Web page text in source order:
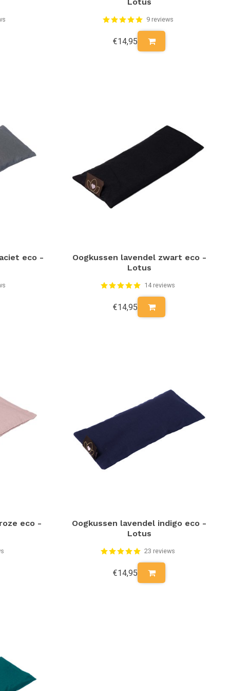
9 reviews
€14,95
eco -
Oogkussen lavendel zwart eco -
Lotus
14 reviews
€14,95
eco -
Oogkussen lavendel indigo eco -
Lotus
23 reviews
€14,95